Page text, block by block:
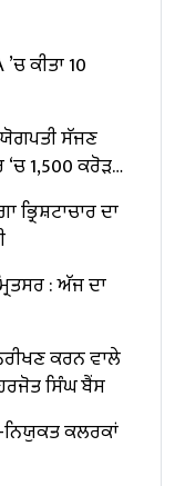
ਕੀਤਾ 10
ਸੱਜਣ
₹1,500 ਕਰੋੜ
ਦਾ
: ਅੱਜ ਦਾ
ਕਰਨ ਵਾਲੇ
ਸਿੰਘ ਬੈਂਸ
ਕਲਰਕਾਂ